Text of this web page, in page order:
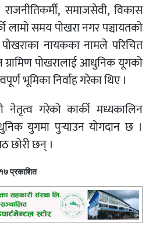
राजनीतिकर्मी, समाजसेवी, विकास
लामो समय पोखरा नगर पञ्चायतको
नायकका नामले परिचित
पोखरालाई आधुनिक यूगको
भूमिका निर्वाह गरेका थिए ।
नेतृत्व गरेको कार्की मध्यकालिन
युगमा पुर्‍याउन योगदान छ ।
छोरी छन् ।
प्रकाशित